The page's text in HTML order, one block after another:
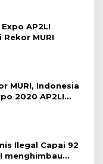
AP2LI
MURI
MURI, Indonesia
2020 AP2LI
Ilegal Capai 92
menghimbau